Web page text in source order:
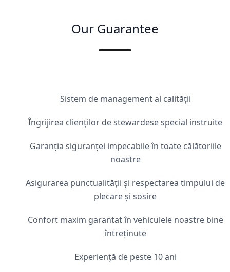
Our Guarantee
Sistem de management al calității
Îngrijirea clienților de stewardese special instruite
Garanția siguranței impecabile în toate călătoriile
noastre
Asigurarea punctualității și respectarea timpului de
plecare și sosire
Confort maxim garantat în vehiculele noastre bine
întreținute
Experiență de peste 10 ani